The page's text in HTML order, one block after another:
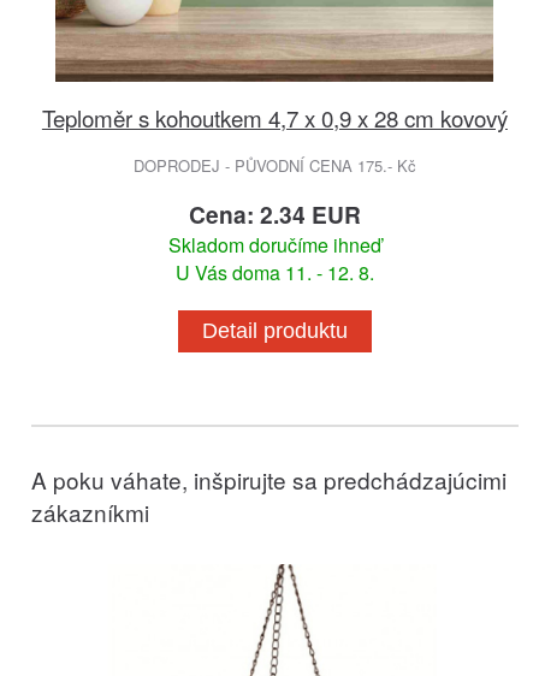
Teploměr s kohoutkem 4,7 x 0,9 x 28 cm kovový
DOPRODEJ - PŮVODNÍ CENA 175.- Kč
Cena: 2.34 EUR
Skladom doručíme ihneď
U Vás doma 11. - 12. 8.
Detail produktu
A poku váhate, inšpirujte sa predchádzajúcimi
zákazníkmi